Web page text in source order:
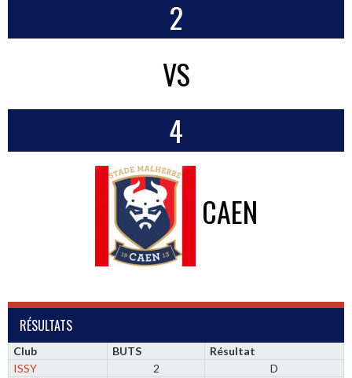
2
VS
4
CAEN
RÉSULTATS
Club BUTS
Résultat
ISSY
2
D